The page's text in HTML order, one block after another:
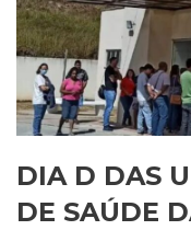
DIA D DAS
DE SAÚDE